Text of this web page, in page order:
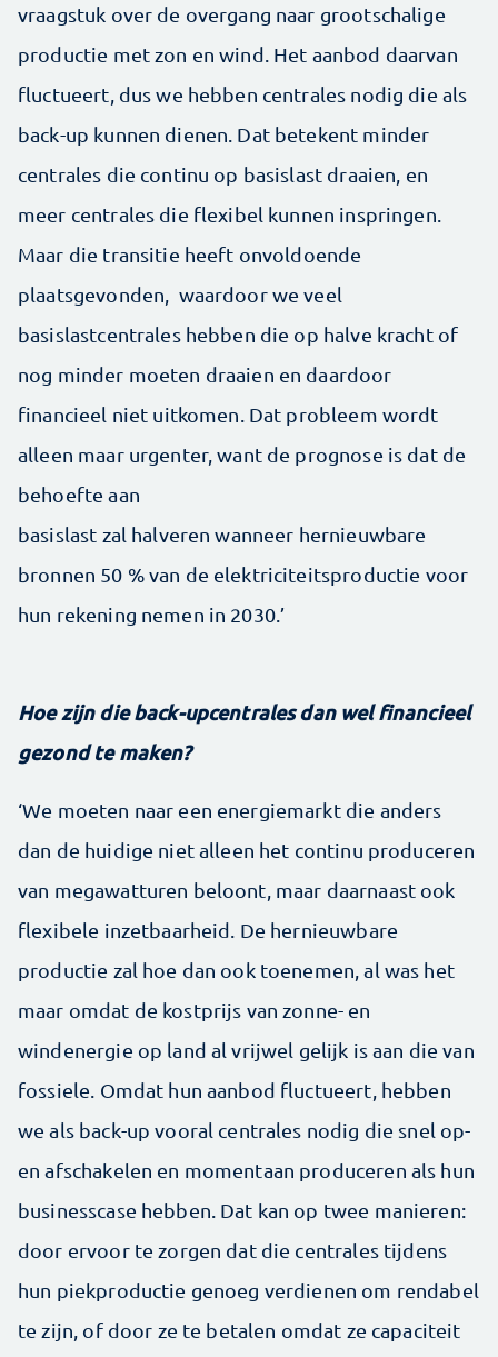
vraagstuk over de overgang naar grootschalige
productie met zon en wind. Het aanbod daarvan
fluctueert, dus we hebben centrales nodig die als
back-up kunnen dienen. Dat betekent minder
centrales die continu op basislast draaien, en
meer centrales die flexibel kunnen inspringen.
Maar die transitie heeft onvoldoende
plaatsgevonden, waardoor we veel
basislastcentrales hebben die op halve kracht of
nog minder moeten draaien en daardoor
financieel niet uitkomen. Dat probleem wordt
alleen maar urgenter, want de prognose is dat de
behoefte aan
basislast zal halveren wanneer hernieuwbare
bronnen 50 % van de elektriciteitsproductie voor
hun rekening nemen in 2030.’
Hoe zijn die back-upcentrales dan wel financieel
gezond te maken?
‘We moeten naar een energiemarkt die anders
dan de huidige niet alleen het continu produceren
van megawatturen beloont, maar daarnaast ook
flexibele inzetbaarheid. De hernieuwbare
productie zal hoe dan ook toenemen, al was het
maar omdat de kostprijs van zonne- en
windenergie op land al vrijwel gelijk is aan die van
fossiele. Omdat hun aanbod fluctueert, hebben
we als back-up vooral centrales nodig die snel op-
en afschakelen en momentaan produceren als hun
businesscase hebben. Dat kan op twee manieren:
door ervoor te zorgen dat die centrales tijdens
hun piekproductie genoeg verdienen om rendabel
te zijn, of door ze te betalen omdat ze capaciteit